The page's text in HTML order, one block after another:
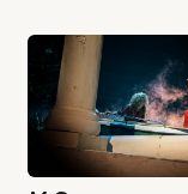
Marta
Ojrzyńska
–
Wieczna
Asystentka
Nieswoich
przejdź
obiektu
M.G.,
zdjęciu: